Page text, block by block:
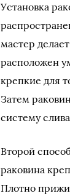
Установка
мастер
расположен
крепкие для
Затем
систему
Второй
раковина
Плотно